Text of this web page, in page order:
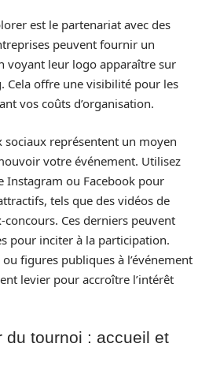
est le partenariat avec des
peuvent fournir un
voyant leur logo apparaître sur
Cela offre une visibilité pour les
vos coûts d’organisation.
sociaux représentent un moyen
votre événement. Utilisez
Instagram ou Facebook pour
tels que des vidéos de
Ces derniers peuvent
pour inciter à la participation.
figures publiques à l’événement
levier pour accroître l’intérêt
du tournoi : accueil et